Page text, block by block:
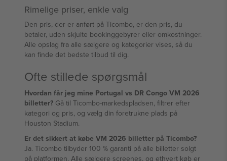
Rimelige priser, enkle valg
Den pris, der er anført på Ticombo, er den pris, du
betaler, uden skjulte bookinggebyrer eller omkostninger.
Alle opslag fra alle sælgere og kategorier vises, så du
kan finde det bedste tilbud til dig.
Ofte stillede spørgsmål
Hvordan får jeg mine Portugal vs DR Congo VM 2026
billetter? Gå til Ticombo-markedspladsen, filtrer efter
kategori og pris, og vælg din foretrukne plads på
Houston Stadium.
Er det sikkert at købe VM 2026 billetter på Ticombo?
Ja. Ticombo tilbyder 100 % garanti på alle billetter solgt
på platformen. Alle sælgere screenes, og ethvert køb er